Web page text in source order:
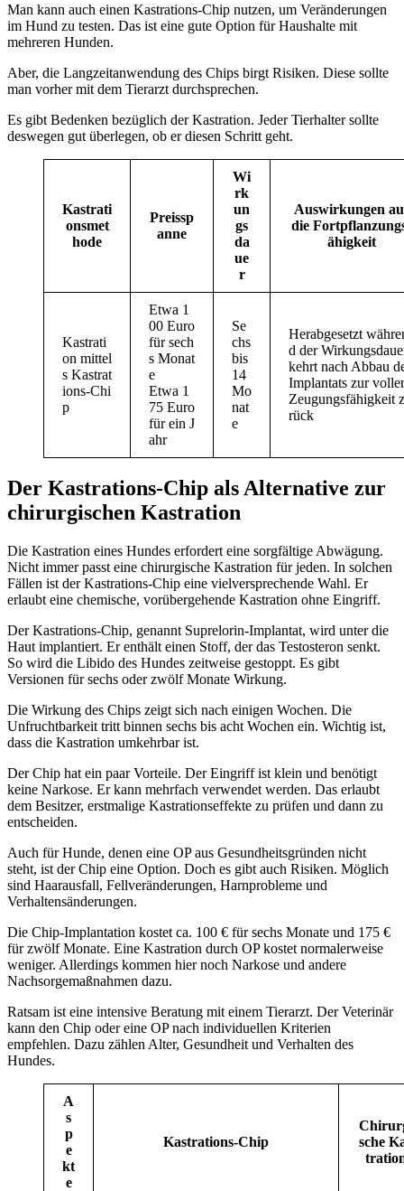
Man kann auch einen Kastrations-Chip nutzen, um Veränderungen
im Hund zu testen. Das ist eine gute Option für Haushalte mit
mehreren Hunden.
Aber, die Langzeitanwendung des Chips birgt Risiken. Diese sollte
man vorher mit dem Tierarzt durchsprechen.
Es gibt Bedenken bezüglich der Kastration. Jeder Tierhalter sollte
deswegen gut überlegen, ob er diesen Schritt geht.
Kastrati
onsmet
hode
Preissp
anne
Wi
rk
un
gs
da
ue
r
Auswirkungen
die
ähigkeit
Kastrati
on mittel
s Kastrat
ions-Chi
p
Etwa 1
00 Euro
für sech
s Monat
e
Etwa 1
75 Euro
für ein J
ahr
Se
chs
bis
14
Mo
nat
e
Herabgesetzt
d der
kehrt nach Abbau
Implantats zur
Zeugungsfähigkeit
rück
Der Kastrations-Chip als Alternative zur
chirurgischen Kastration
Die Kastration eines Hundes erfordert eine sorgfältige Abwägung.
Nicht immer passt eine chirurgische Kastration für jeden. In solchen
Fällen ist der Kastrations-Chip eine vielversprechende Wahl. Er
erlaubt eine chemische, vorübergehende Kastration ohne Eingriff.
Der Kastrations-Chip, genannt Suprelorin-Implantat, wird unter die
Haut implantiert. Er enthält einen Stoff, der das Testosteron senkt.
So wird die Libido des Hundes zeitweise gestoppt. Es gibt
Versionen für sechs oder zwölf Monate Wirkung.
Die Wirkung des Chips zeigt sich nach einigen Wochen. Die
Unfruchtbarkeit tritt binnen sechs bis acht Wochen ein. Wichtig ist,
dass die Kastration umkehrbar ist.
Der Chip hat ein paar Vorteile. Der Eingriff ist klein und benötigt
keine Narkose. Er kann mehrfach verwendet werden. Das erlaubt
dem Besitzer, erstmalige Kastrationseffekte zu prüfen und dann zu
entscheiden.
Auch für Hunde, denen eine OP aus Gesundheitsgründen nicht
steht, ist der Chip eine Option. Doch es gibt auch Risiken. Möglich
sind Haarausfall, Fellveränderungen, Harnprobleme und
Verhaltensänderungen.
Die Chip-Implantation kostet ca. 100 € für sechs Monate und 175 €
für zwölf Monate. Eine Kastration durch OP kostet normalerweise
weniger. Allerdings kommen hier noch Narkose und andere
Nachsorgemaßnahmen dazu.
Ratsam ist eine intensive Beratung mit einem Tierarzt. Der Veterinär
kann den Chip oder eine OP nach individuellen Kriterien
empfehlen. Dazu zählen Alter, Gesundheit und Verhalten des
Hundes.
A
s
p
e
kt
e
Kastrations-Chip
sche